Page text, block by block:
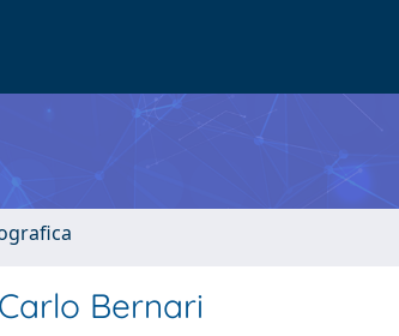
Bernari